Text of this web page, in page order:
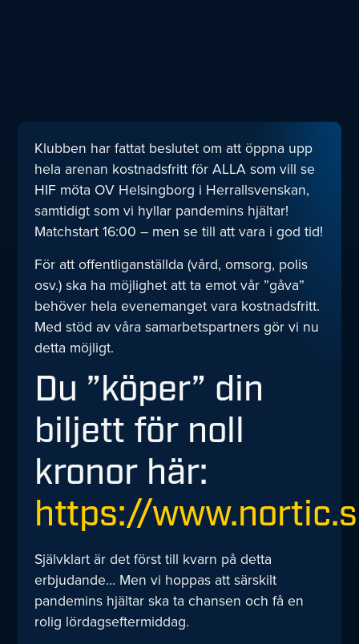
Klubben har fattat beslutet om att öppna upp
hela arenan kostnadsfritt för ALLA som vill se
HIF möta OV Helsingborg i Herrallsvenskan,
samtidigt som vi hyllar pandemins hjältar!
Matchstart 16:00 – men se till att vara i god tid!
För att offentliganställda (vård, omsorg, polis
osv.) ska ha möjlighet att ta emot vår ”gåva”
behöver hela evenemanget vara kostnadsfritt.
Med stöd av våra samarbetspartners gör vi nu
detta möjligt.
Du ”köper” din
biljett för noll
kronor här:
https://
Självklart är det först till kvarn på detta
erbjudande… Men vi hoppas att särskilt
pandemins hjältar ska ta chansen och få en
rolig lördagseftermiddag.